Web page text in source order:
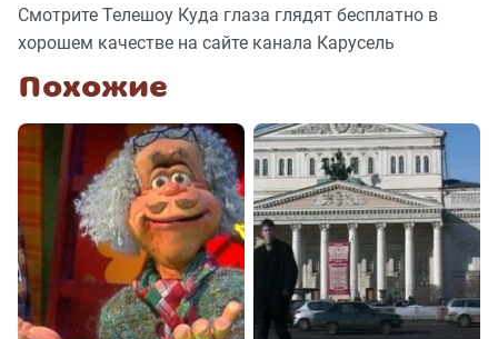
Смотрите Телешоу Куда глаза глядят бесплатно в
хорошем качестве на сайте канала Карусель
Похожие